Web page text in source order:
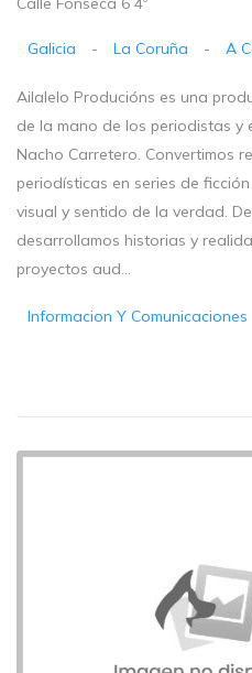
Galicia - La Coruña - A
Ailalelo Producións es una
de la mano de los periodistas y
Nacho Carretero. Convertimos
periodísticas en series de
visual y sentido de la verdad.
desarrollamos historias y
proyectos aud...
Informacion Y Comunicaciones